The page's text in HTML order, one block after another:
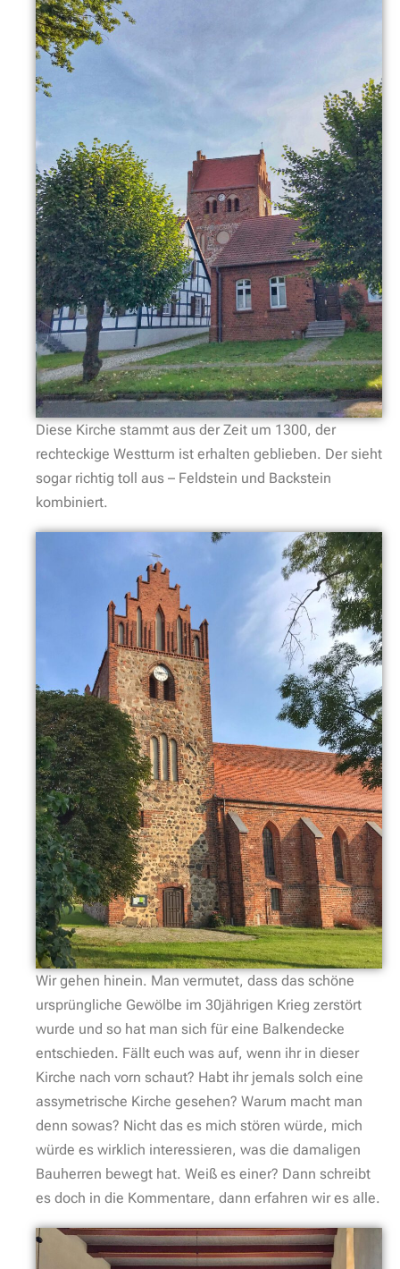
Diese Kirche stammt aus der Zeit um 1300, der
rechteckige Westturm ist erhalten geblieben. Der sieht
sogar richtig toll aus – Feldstein und Backstein
kombiniert.
Wir gehen hinein. Man vermutet, dass das schöne
ursprüngliche Gewölbe im 30jährigen Krieg zerstört
wurde und so hat man sich für eine Balkendecke
entschieden. Fällt euch was auf, wenn ihr in dieser
Kirche nach vorn schaut? Habt ihr jemals solch eine
assymetrische Kirche gesehen? Warum macht man
denn sowas? Nicht das es mich stören würde, mich
würde es wirklich interessieren, was die damaligen
Bauherren bewegt hat. Weiß es einer? Dann schreibt
es doch in die Kommentare, dann erfahren wir es alle.